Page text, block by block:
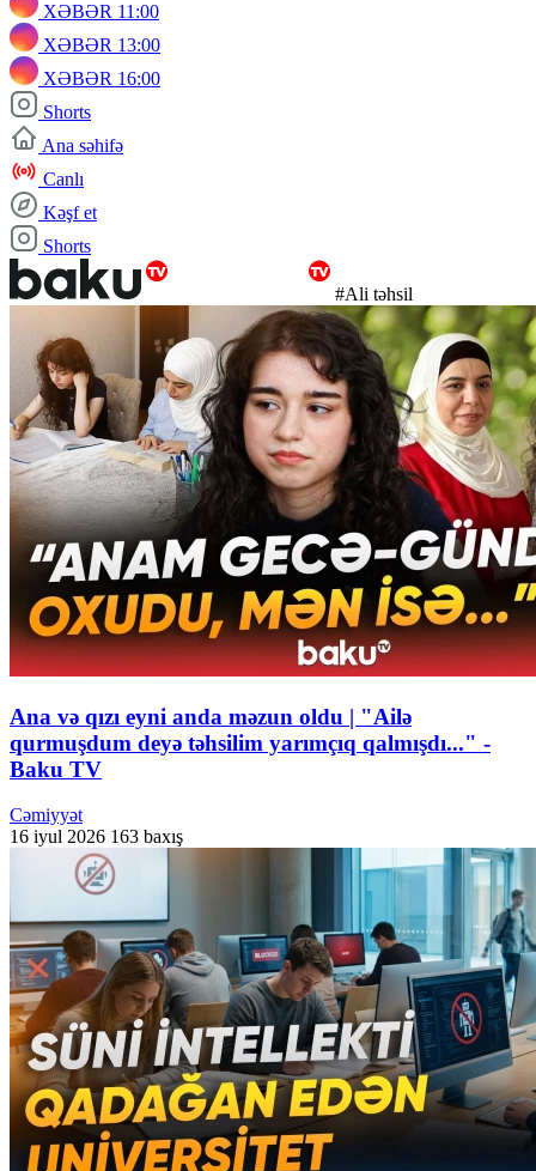
XƏBƏR 11:00
XƏBƏR 13:00
XƏBƏR 16:00
Shorts
Ana səhifə
Canlı
Kəşf et
Shorts
#Ali təhsil
Ana və qızı eyni anda məzun oldu | "Ailə
qurmuşdum deyə təhsilim yarımçıq qalmışdı..." -
Baku TV
Cəmiyyət
16 iyul 2026 163 baxış